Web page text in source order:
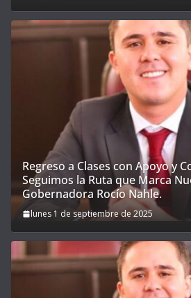
Regreso a Clases con Apoyo y
Seguimos la Ruta que Marca
Gobernadora Rocío Nahle.
lunes 1 de septiembre de 2025